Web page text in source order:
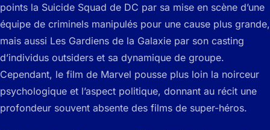
points la Suicide Squad de DC par sa mise en scène d’une
équipe de criminels manipulés pour une cause plus grande,
mais aussi Les Gardiens de la Galaxie par son casting
d’individus outsiders et sa dynamique de groupe.
Cependant, le film de Marvel pousse plus loin la noirceur
psychologique et l’aspect politique, donnant au récit une
profondeur souvent absente des films de super-héros.